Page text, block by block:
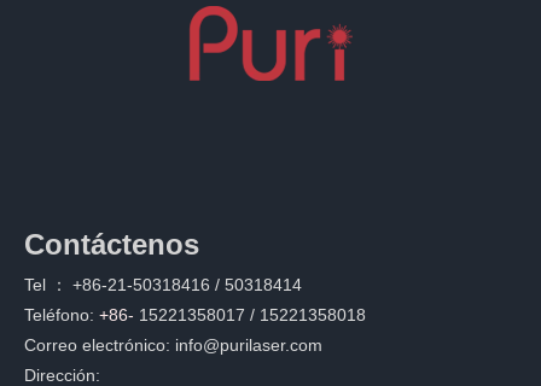
Contáctenos
Tel ： +86-21-50318416 / 50318414
Teléfono: +86- 15221358017 / 15221358018
Correo electrónico: info@purilaser.com
Dirección: